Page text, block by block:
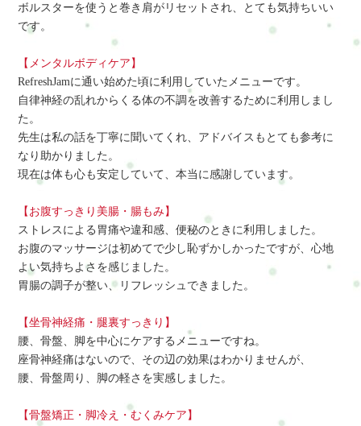
ボルスターを使うと巻き肩がリセットされ、とても気持ちいい
です。
【メンタルボディケア】
RefreshJamに通い始めた頃に利用していたメニューです。
自律神経の乱れからくる体の不調を改善するために利用しまし
た。
先生は私の話を丁寧に聞いてくれ、アドバイスもとても参考に
なり助かりました。
現在は体も心も安定していて、本当に感謝しています。
【お腹すっきり美腸・腸もみ】
ストレスによる胃痛や違和感、便秘のときに利用しました。
お腹のマッサージは初めてで少し恥ずかしかったですが、心地
よい気持ちよさを感じました。
胃腸の調子が整い、リフレッシュできました。
【坐骨神経痛・腿裏すっきり】
腰、骨盤、脚を中心にケアするメニューですね。
座骨神経痛はないので、その辺の効果はわかりませんが、
腰、骨盤周り、脚の軽さを実感しました。
【骨盤矯正・脚冷え・むくみケア】